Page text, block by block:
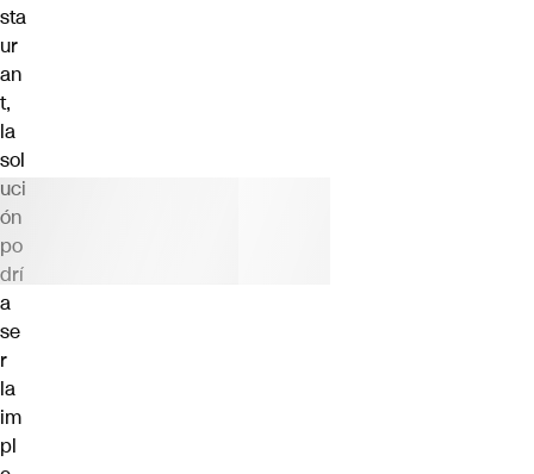
sta
ur
an
t,
la
sol
uci
ón
po
drí
a
se
r
la
im
pl